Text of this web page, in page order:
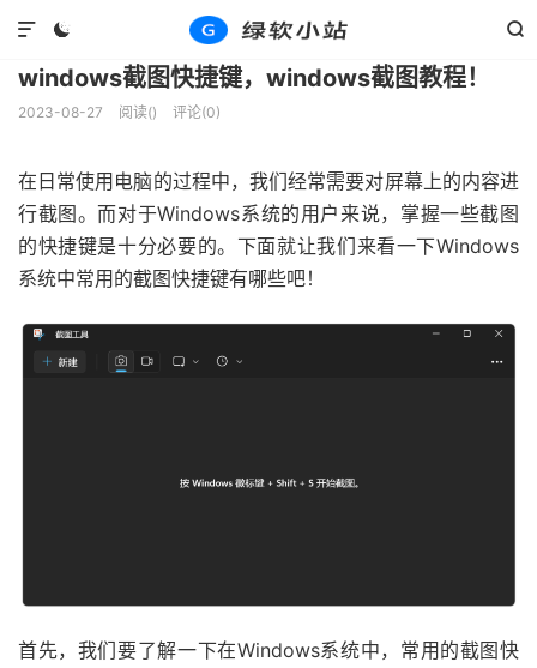



文章 
windows截图快捷键，windows截图教程！
2023-08-27 阅读() 评论(0)
在日常使用电脑的过程中，我们经常需要对屏幕上的内容进
行截图。而对于Windows系统的用户来说，掌握一些截图
的快捷键是十分必要的。下面就让我们来看一下Windows
系统中常用的截图快捷键有哪些吧！
首先，我们要了解一下在Windows系统中，常用的截图快